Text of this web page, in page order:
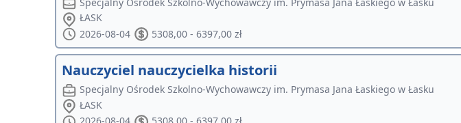
ŁASK
2026-08-04
5308,00 - 6397,00 zł
Nauczyciel nauczycielka historii
Specjalny Ośrodek Szkolno-Wychowawczy im. Prymasa Jana Łaskiego w Łasku
ŁASK